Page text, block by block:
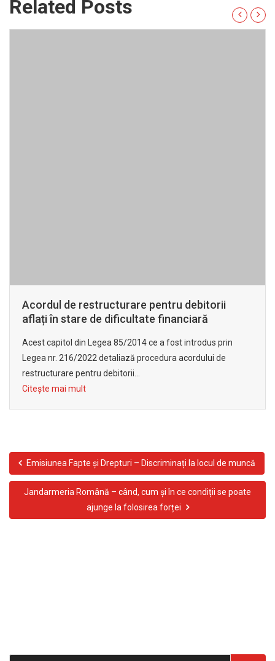
Related Posts
Legea nr. 216/2022 detaliază procedura acordului de
restructurare pentru debitorii...
Citește mai mult
Emisiunea Fapte și Drepturi – Discriminați la locul de muncă
Jandarmeria Română – când, cum și în ce condiții se poate
ajunge la folosirea forței